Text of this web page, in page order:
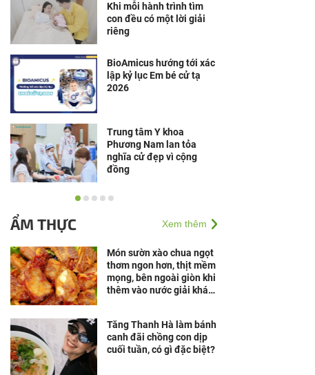
Khi mỗi hành trình tìm
con đều có một lời giải
riêng
BioAmicus hướng tới xác
lập kỷ lục Em bé cử tạ
2026
Trung tâm Y khoa
Phương Nam lan tỏa
nghĩa cử đẹp vì cộng
đồng
Nói khó, yếu liệt nửa
ngờ phát hiện u não ác
ẨM THỰC Xem thêm
Món sườn xào chua ngọt
thơm ngon hơn, thịt mềm
mọng, bên ngoài giòn khi
thêm vào nước giải khát
Tăng Thanh Hà làm bánh
canh đãi chồng con dịp
cuối tuần, có gì đặc biệt?